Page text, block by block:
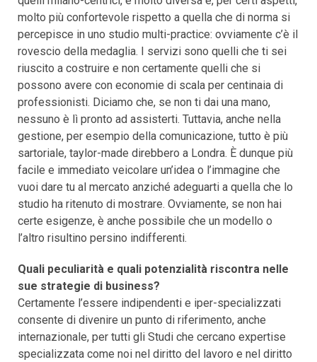
molto più confortevole rispetto a quella che di norma si
percepisce in uno studio multi-practice: ovviamente c’è il
rovescio della medaglia. I servizi sono quelli che ti sei
riuscito a costruire e non certamente quelli che si
possono avere con economie di scala per centinaia di
professionisti. Diciamo che, se non ti dai una mano,
nessuno è lì pronto ad assisterti. Tuttavia, anche nella
gestione, per esempio della comunicazione, tutto è più
sartoriale, taylor-made direbbero a Londra. È dunque più
facile e immediato veicolare un’idea o l’immagine che
vuoi dare tu al mercato anziché adeguarti a quella che lo
studio ha ritenuto di mostrare. Ovviamente, se non hai
certe esigenze, è anche possibile che un modello o
l’altro risultino persino indifferenti.
Quali peculiarità e quali potenzialità riscontra nelle
sue strategie di business?
Certamente l’essere indipendenti e iper-specializzati
consente di divenire un punto di riferimento, anche
internazionale, per tutti gli Studi che cercano expertise
specializzata come noi nel diritto del lavoro e nel diritto